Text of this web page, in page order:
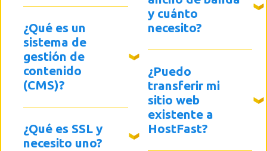
¿Qué es un
sistema de
gestión de
contenido
(CMS)?
¿Qué es SSL y
necesito uno?
y cuánto
necesito?
¿Puedo
transferir mi
sitio web
existente a
HostFast?